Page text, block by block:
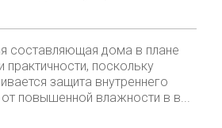
составляющая дома в плане
практичности, поскольку
защита внутреннего
повышенной влажности в в...